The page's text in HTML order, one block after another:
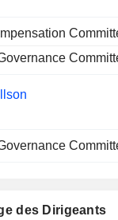
des Dirigeants